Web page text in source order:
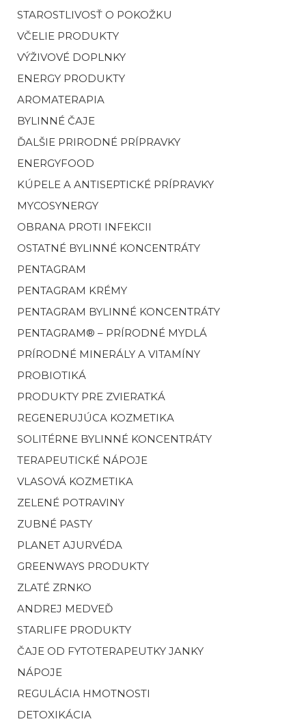
STAROSTLIVOSŤ O POKOŽKU
VČELIE PRODUKTY
VÝŽIVOVÉ DOPLNKY
ENERGY PRODUKTY
AROMATERAPIA
BYLINNÉ ČAJE
ĎALŠIE PRIRODNÉ PRÍPRAVKY
ENERGYFOOD
KÚPELE A ANTISEPTICKÉ PRÍPRAVKY
MYCOSYNERGY
OBRANA PROTI INFEKCII
OSTATNÉ BYLINNÉ KONCENTRÁTY
PENTAGRAM
PENTAGRAM KRÉMY
PENTAGRAM BYLINNÉ KONCENTRÁTY
PENTAGRAM® – PRÍRODNÉ MYDLÁ
PRÍRODNÉ MINERÁLY A VITAMÍNY
PROBIOTIKÁ
PRODUKTY PRE ZVIERATKÁ
REGENERUJÚCA KOZMETIKA
SOLITÉRNE BYLINNÉ KONCENTRÁTY
TERAPEUTICKÉ NÁPOJE
VLASOVÁ KOZMETIKA
ZELENÉ POTRAVINY
ZUBNÉ PASTY
PLANET AJURVÉDA
GREENWAYS PRODUKTY
ZLATÉ ZRNKO
ANDREJ MEDVEĎ
STARLIFE PRODUKTY
ČAJE OD FYTOTERAPEUTKY JANKY
NÁPOJE
REGULÁCIA HMOTNOSTI
DETOXIKÁCIA